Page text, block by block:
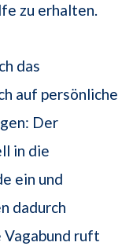
zu erhalten.
das
auf persönliche
Der
in die
ein und
dadurch
ruft